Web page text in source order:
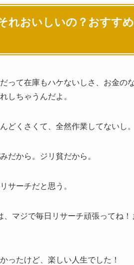
れおいしいの？おすす
って在庫もハケないしさ、お金の
しちゃうんだよ。
どくさくて、全然作業してないし。
だから。ジリ貧だから。
サーチだと思う。
マジで毎日リサーチ頑張ってね！
ったけど、楽しい人生でした！